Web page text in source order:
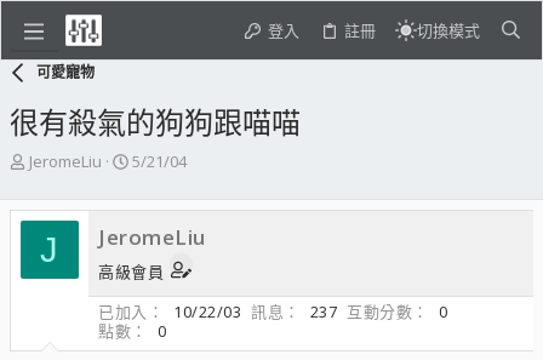
登入 註冊 切換模式
可愛寵物
很有殺氣的狗狗跟喵喵
主
發
人
JeromeLiu
開
日
期
5/21/04
J JeromeLiu
高級會員
已加入
10/22/03 訊息 237 互動分數
0
點數
0